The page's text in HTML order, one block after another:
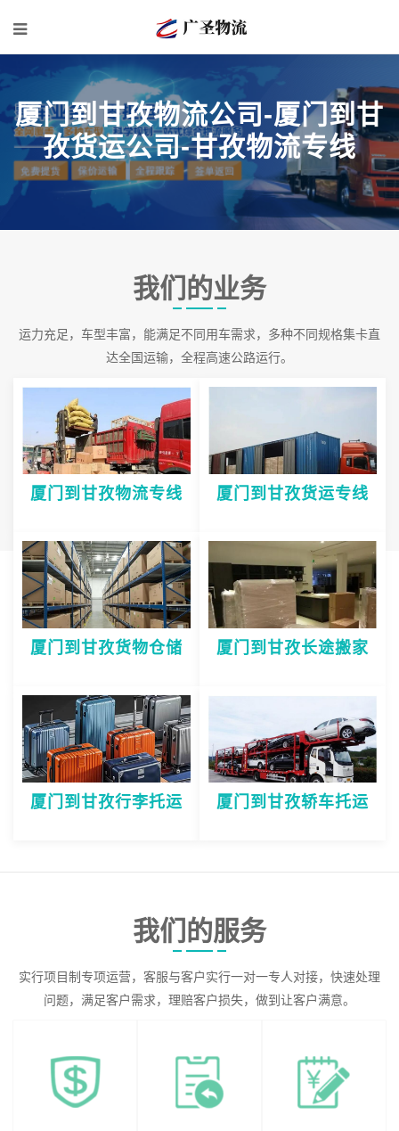
厦门到甘孜物流公司-厦门到甘
孜货运公司-甘孜物流专线
我们的业务
运力充足，车型丰富，能满足不同用车需求，多种不同规格集卡直
达全国运输，全程高速公路运行。
厦门到甘孜物流专线 厦门到甘孜货运专线
厦门到甘孜货物仓储 厦门到甘孜长途搬家
厦门到甘孜行李托运 厦门到甘孜轿车托运
我们的服务
实行项目制专项运营，客服与客户实行一对一专人对接，快速处理
问题，满足客户需求，理赔客户损失，做到让客户满意。